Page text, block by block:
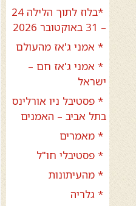
*בלוז לתוך הלילה 24
– 31 באוקטובר 2026
* אמני ג'אז מהעולם
* אמני ג'אז חם –
ישראל
* פסטיבל ניו אורלינס
בתל אביב – האמנים
* מאמרים
* פסטיבלי חו"ל
* מהעיתונות
* גלריה